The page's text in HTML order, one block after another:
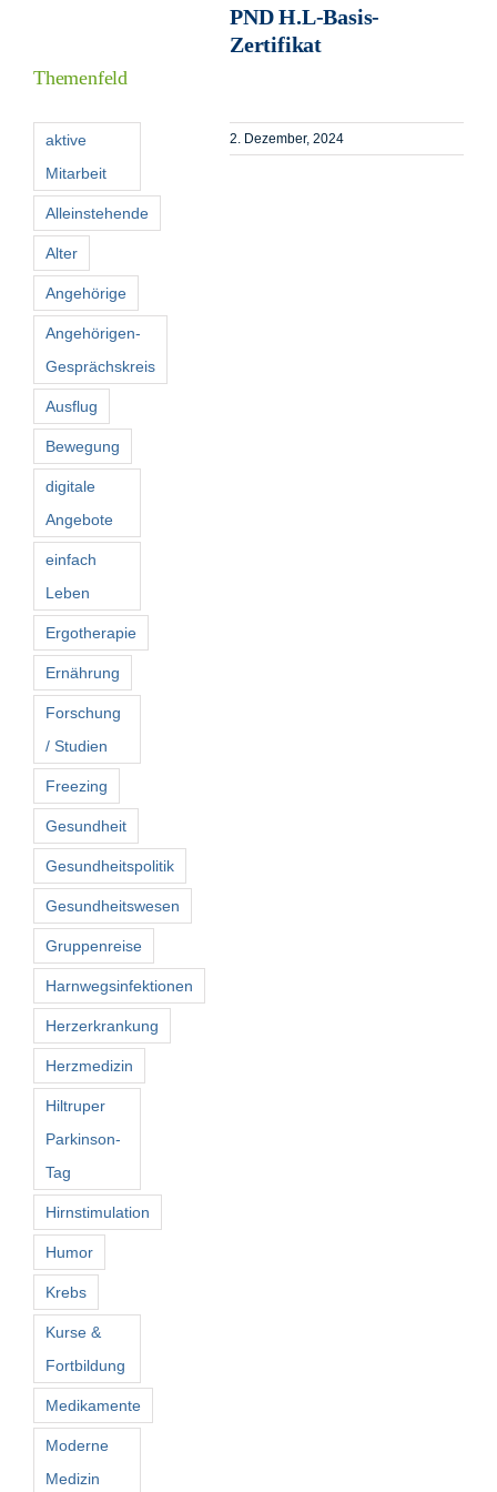
Kontakt
Suche
nach:
PND H.L-Basis-
Zertifikat
2. Dezember, 2024
Themenfeld
aktive
Mitarbeit
Alleinstehende
Alter
Angehörige
Angehörigen-
Gesprächskreis
Ausflug
Bewegung
digitale
Angebote
einfach
Leben
Ergotherapie
Ernährung
Forschung
/ Studien
Freezing
Gesundheit
Gesundheitspolitik
Gesundheitswesen
Gruppenreise
Harnwegsinfektionen
Herzerkrankung
Herzmedizin
Hiltruper
Parkinson-
Tag
Hirnstimulation
Humor
Krebs
Kurse &
Fortbildung
Medikamente
Moderne
Medizin